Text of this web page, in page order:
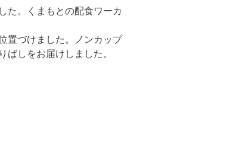
た。くまもとの配食ワーカ
置づけました。
ノンカップ
しをお届けしました。